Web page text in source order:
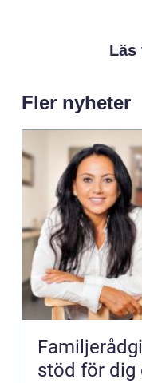
Läs
Fler nyheter
stöd för dig